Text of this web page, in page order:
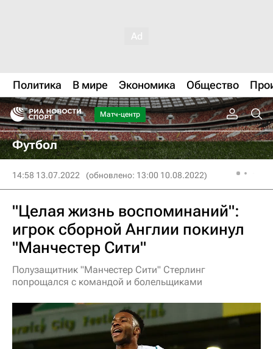
Политика В мире Экономика Общество
Матч-центр
Футбол
14:58 13.07.2022 (обновлено: 13:00 10.08.2022)
"Целая жизнь воспоминаний":
игрок сборной Англии покинул
"Манчестер Сити"
Полузащитник "Манчестер Сити" Стерлинг
попрощался с командой и болельщиками